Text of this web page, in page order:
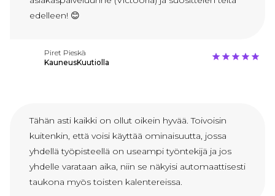
edelleen! 😊
Piret Pieskä
KauneusKuutiolla
Tähän asti kaikki on ollut oikein hyvää. Toivoisin
kuitenkin, että voisi käyttää ominaisuutta, jossa
yhdellä työpisteellä on useampi työntekijä ja jos
yhdelle varataan aika, niin se näkyisi automaattisesti
taukona myös toisten kalentereissa.